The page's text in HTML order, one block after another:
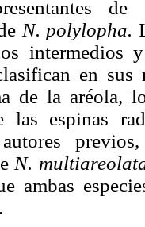
N. polylopha.
intermedios
en sus
de la aréola,
las espinas
N.
ambas